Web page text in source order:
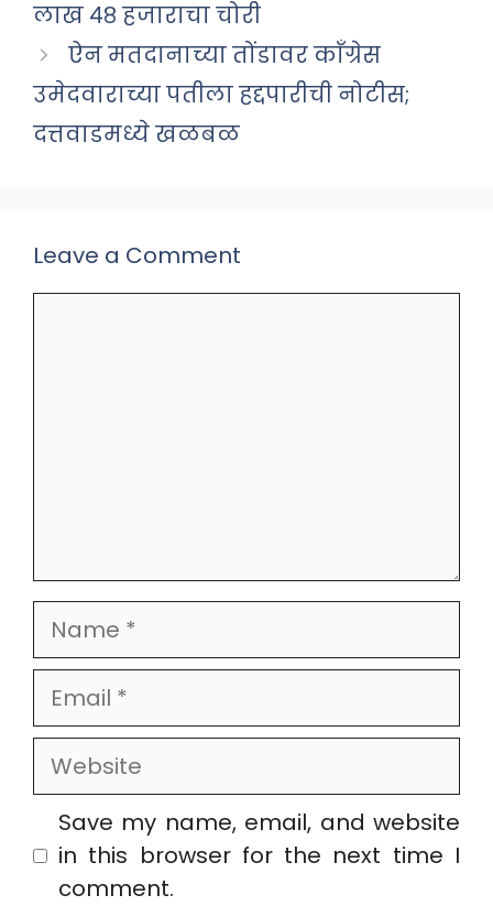
लाख ४८ हजाराचा चोरी
ऐन मतदानाच्या तोंडावर काँग्रेस
उमेदवाराच्या पतीला हद्दपारीची नोटीस;
दत्तवाडमध्ये खळबळ
Leave a Comment
Name
Email
Website
Save my name, email, and website
in this browser for the next time I
comment.